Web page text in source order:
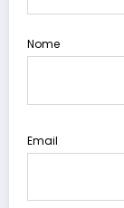
Nome
Email